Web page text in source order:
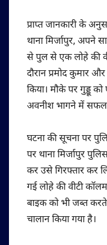
प्राप्त जानकारी के
थाना मिर्जापुर, अपने
से पुल से एक लोहे की
दौरान प्रमोद कुमार
किया। मौके पर गुड्डू
अवनीश भागने में सफल
घटना की सूचना पर
पर थाना मिर्जापुर
कर उसे गिरफ्तार कर
गई लोहे की वीटी
बाइक को भी जब्त
चालान किया गया है।